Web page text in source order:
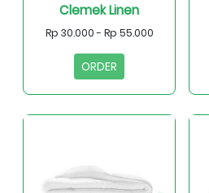
Clemek Linen
Rp 30.000 - Rp 55.000
ORDER